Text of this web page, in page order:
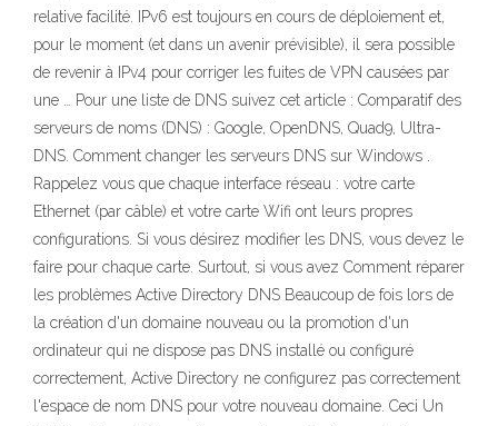
relative facilité. IPv6 est toujours en cours de déploiement et,
pour le moment (et dans un avenir prévisible), il sera possible
de revenir à IPv4 pour corriger les fuites de VPN causées par
une … Pour une liste de DNS suivez cet article : Comparatif des
serveurs de noms (DNS) : Google, OpenDNS, Quad9, Ultra-
DNS. Comment changer les serveurs DNS sur Windows .
Rappelez vous que chaque interface réseau : votre carte
Ethernet (par câble) et votre carte Wifi ont leurs propres
configurations. Si vous désirez modifier les DNS, vous devez le
faire pour chaque carte. Surtout, si vous avez Comment réparer
les problèmes Active Directory DNS Beaucoup de fois lors de
la création d'un domaine nouveau ou la promotion d'un
ordinateur qui ne dispose pas DNS installé ou configuré
correctement, Active Directory ne configurez pas correctement
l'espace de nom DNS pour votre nouveau domaine. Ceci Un